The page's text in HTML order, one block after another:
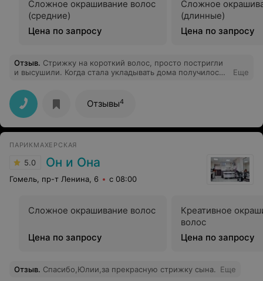
Сложное окрашивание волос
(средние)
Цена по запросу
Сложное
(длинные)
Цена по запросу
Отзыв. Стрижку на короткий волос, просто постригли
и высушили. Когда стала укладывать дома получилось -
неделю пока отростут немножно, но стало еще хуже.
Не могу сказать про всех мастеров, но мне досталась
молоденькая девушка, которой нужно еще подучиться.
Еще
Отзывы4
ПАРИКМАХЕРСКАЯ
5.0 Он и Она
Гомель, пр-т Ленина, 6 с 08:00
Сложное окрашивание волос
Цена по запросу
Креативное
волос
Цена по запросу
Отзыв. Спасибо,Юлии,за прекрасную стрижку сына. Еще